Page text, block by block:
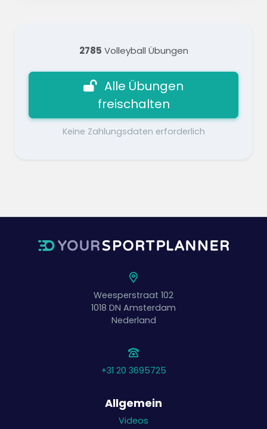
2785 Volleyball Übungen
Alle Übungen
freischalten
Keine Zahlungsdaten erforderlich
Weesperstraat 102
1018 DN Amsterdam
Nederland
+31 20 3695725
Allgemein
Videos